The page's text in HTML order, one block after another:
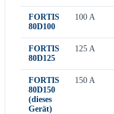
FORTIS
80D100
100 A
FORTIS
80D125
125 A
FORTIS
80D150
(dieses
Gerät)
150 A